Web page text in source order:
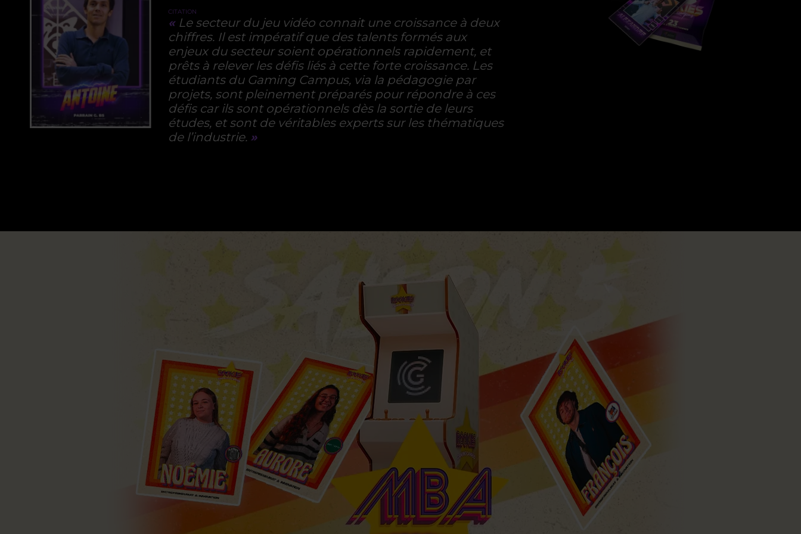
CITATION
« Le secteur du jeu vidéo connait une croissance à deux
chiffres. Il est impératif que des talents formés aux
enjeux du secteur soient opérationnels rapidement, et
prêts à relever les défis liés à cette forte croissance. Les
étudiants du Gaming Campus, via la pédagogie par
projets, sont pleinement préparés pour répondre à ces
défis car ils sont opérationnels dès la sortie de leurs
études, et sont de véritables experts sur les thématiques
de l’industrie. »